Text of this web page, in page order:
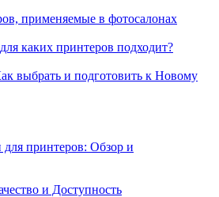
применяемые в фотосалонах
каких принтеров подходит?
выбрать и подготовить к Новому
принтеров: Обзор и
и Доступность